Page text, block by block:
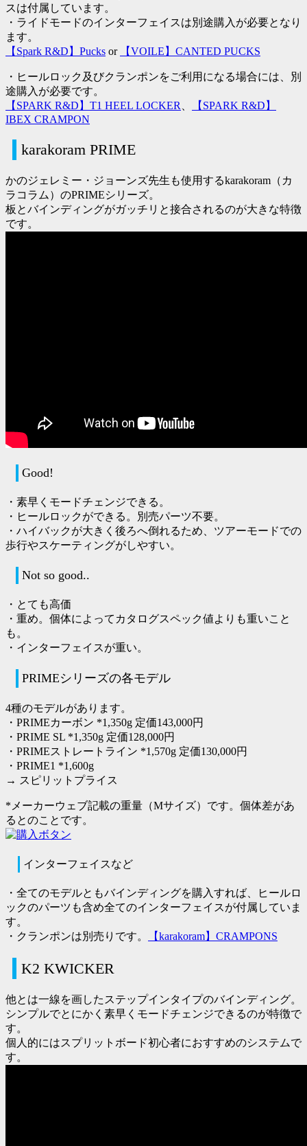
スは付属しています。
・ ライドモードのインターフェイスは別途購入が必要となり
ます。
【Spark R&D】Pucks or 【VOILE】CANTED PUCKS
・ヒールロック及びクランポンをご利用になる場合には、別
途購入が必要です。
【SPARK R&D】T1 HEEL LOCKER
【SPARK R&D】
IBEX CRAMPON
karakoram PRIME
かのジェレミー・ジョーンズ先生も使用するkarakoram（カ
ラコラム）のPRIMEシリーズ。
板とバインディングがガッチリと接合されるのが大きな特徴
です。
Good!
・素早くモードチェンジできる。
・ヒールロックができる。別売パーツ不要。
・ハイバックが大きく後ろへ倒れるため、ツアーモードでの
歩行やスケーティングがしやすい。
Not so good..
・とても高価
・重め。個体によってカタログスペック値よりも重いこと
も。
・インターフェイスが重い。
PRIMEシリーズの各モデル
4種のモデルがあります。
・PRIMEカーボン *1,350g 定価143,000円
・PRIME SL *1,350g 定価128,000円
・PRIMEストレートライン *1,570g 定価130,000円
・PRIME1 *1,600g
→ スピリットプライス
*メーカーウェブ記載の重量（Mサイズ）です。個体差があ
るとのことです。
インターフェイスなど
・全てのモデルともバインディングを購入すれば、
ヒールロ
ックのパーツも含め全てのインターフェイスが付属 していま
す。
・クランポンは別売りです。
【karakoram】CRAMPONS
K2 KWICKER
他とは一線を画したステップインタイプのバインディング。
シンプルでとにかく素早くモードチェンジできるのが特徴で
す。
個人的にはスプリットボード初心者におすすめのシステムで
す。